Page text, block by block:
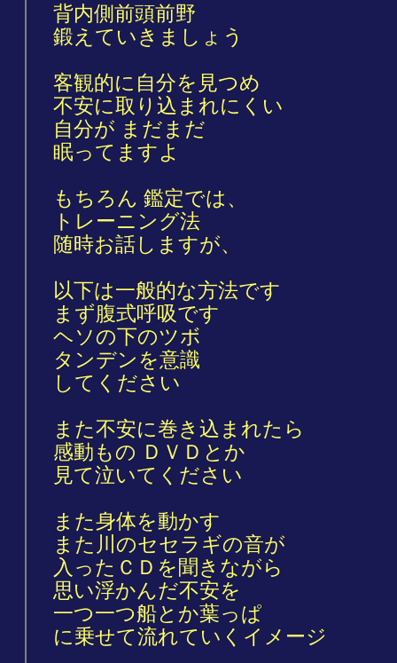
背内側前頭前野
鍛えていきましょう
客観的に自分を見つめ
不安に取り込まれにくい
自分が まだまだ
眠ってますよ
もちろん 鑑定では、
トレーニング法
随時お話しますが、
以下は一般的な方法です
まず腹式呼吸です
ヘソの下のツボ
タンデンを意識
してください
また不安に巻き込まれたら
感動もの ＤＶＤとか
見て泣いてください
また身体を動かす
また川のセセラギの音が
入ったＣＤを聞きながら
思い浮かんだ不安を
一つ一つ船とか葉っぱ
に乗せて流れていくイメージ